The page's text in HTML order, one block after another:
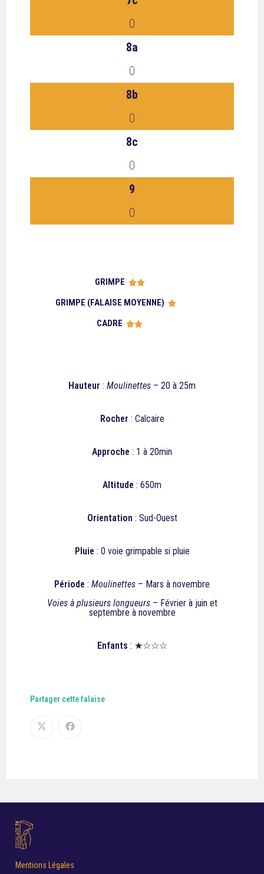
0
8a
0
8b
0
8c
0
9
0
GRIMPE 
GRIMPE (FALAISE MOYENNE) 
CADRE 
Hauteur : Moulinettes – 20 à 25m
Rocher : Calcaire
Approche : 1 à 20min
Altitude : 650m
Orientation : Sud-Ouest
Pluie : 0 voie grimpable si pluie
Période : Moulinettes – Mars à novembre
Voies à plusieurs longueurs– Février à juin et
septembre à novembre
Enfants : ★☆☆☆
Partager cette falaise
Mentions Légales